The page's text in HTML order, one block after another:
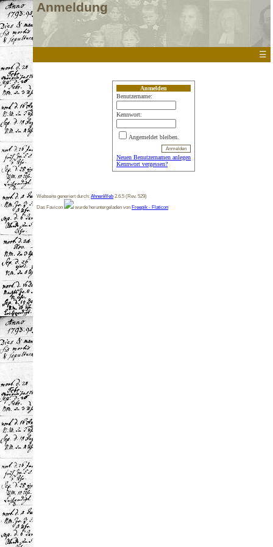
Anmeldung
☰
Anmelden
Benutzername:
Kennwort:
Angemeldet bleiben.
Neuen Benutzernamen anlegen
Kennwort vergessen?
Webseite generiert durch: AhnenWeb 2.6.5 (Rev. 529)
Das Favicon
wurde heruntergeladen von Freepik - Flaticon